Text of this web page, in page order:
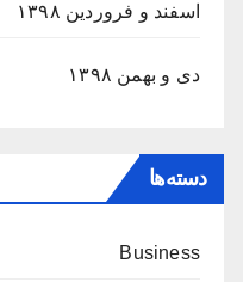
اسفند و فروردین ۱۳۹۸
دی و بهمن ۱۳۹۸
دسته‌ها
Business